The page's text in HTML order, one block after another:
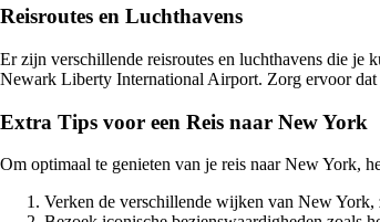
Reisroutes en Luchthavens
Er zijn verschillende reisroutes en luchthavens die
Newark Liberty International Airport. Zorg ervoor dat
Extra Tips voor een Reis naar New York
Om optimaal te genieten van je reis naar New York,
Verken de verschillende wijken van New